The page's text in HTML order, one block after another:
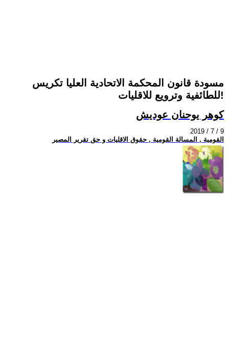
مسودة قانون المحكمة الاتحادية العليا تكريس
للطائفية وترويع للاقليات!
كوهر يوحنان عوديش
2019 / 7 / 9
القومية , المسالة القومية , حقوق الاقليات و حق تقرير المصير